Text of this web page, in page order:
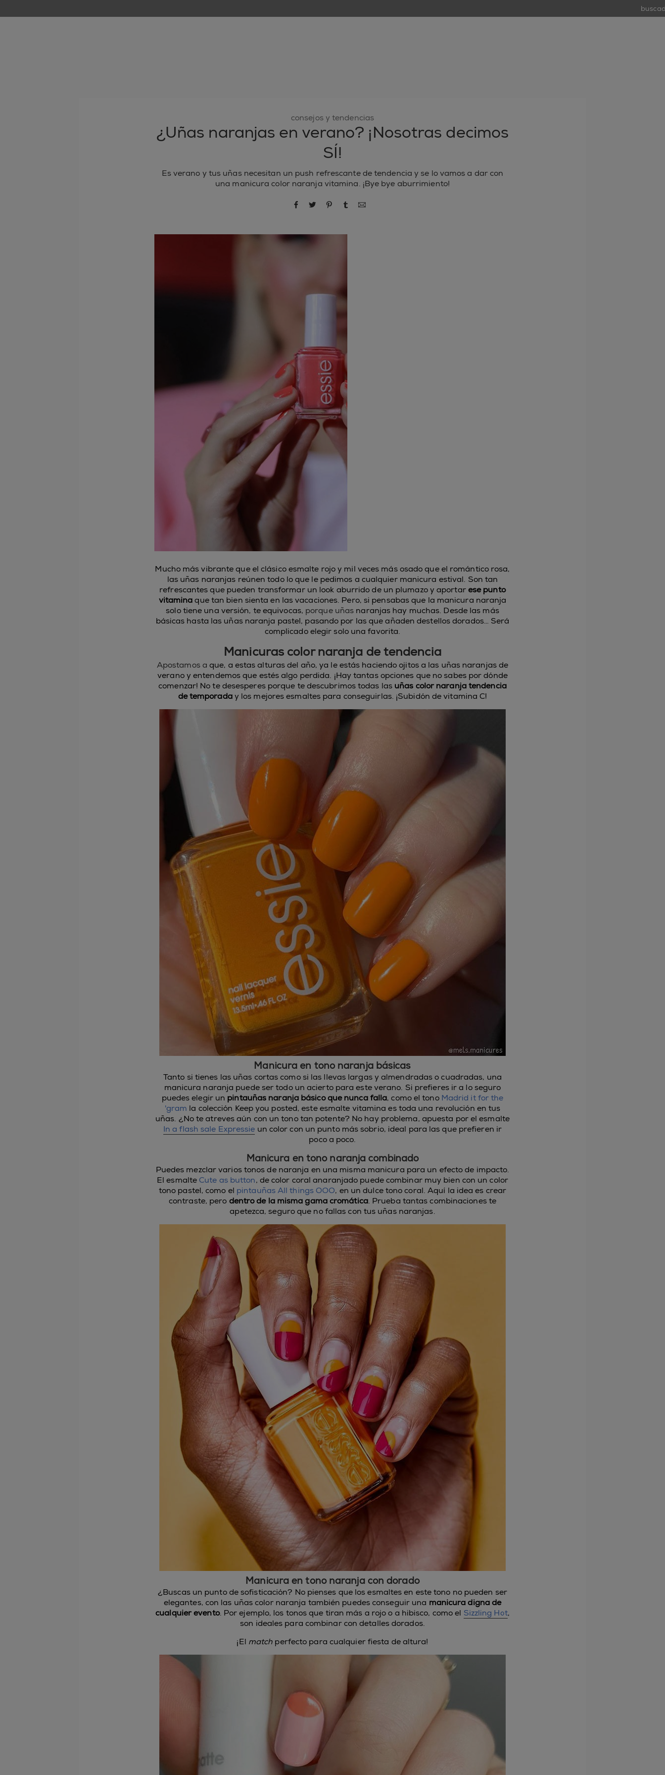
consejos y tendencias
¿Uñas naranjas en verano? ¡Nosotras decimos
SÍ!
Es verano y tus uñas necesitan un push refrescante de tendencia y se lo vamos a dar con
una manicura color naranja vitamina. ¡Bye bye aburrimiento!
compartir por Facebook
compartir por Twitter
compartir por Pinterest
compartir por Tumblr
compartir por correo electrónico
Mucho más vibrante que el clásico esmalte rojo y mil veces más osado que el romántico rosa,
las uñas naranjas reúnen todo lo que le pedimos a cualquier manicura estival. Son tan
refrescantes que pueden transformar un look aburrido de un plumazo y aportarese punto
vitaminaque tan bien sienta en las vacaciones. Pero, si pensabas que la manicura naranja
solo tiene una versión, te equivocas, porque uñas naranjas hay muchas. Desde las más
básicas hasta las uñas naranja pastel, pasando por las que añaden destellos dorados… Será
complicado elegir solo una favorita.
Manicuras color naranja de tendencia
Apostamos a que, a estas alturas del año, ya le estás haciendo ojitos a las uñas naranjas de
verano y entendemos que estés algo perdida. ¡Hay tantas opciones que no sabes por dónde
comenzar! No te desesperes porque te descubrimos todas las uñas color naranja tendencia
de temporaday los mejores esmaltes para conseguirlas. ¡Subidón de vitamina C!
Manicura en tono naranja básicas
Tanto si tienes las uñas cortas como si las llevas largas y almendradas o cuadradas, una
manicura naranja puede ser todo un acierto para este verano. Si prefieres ir a lo seguro
puedes elegir un pintauñas naranja básico que nunca falla, como el tono Madrid it for the
'gram la colección Keep you posted, este esmalte vitamina es toda una revolución en tus
uñas. ¿No te atreves aún con un tono tan potente? No hay problema, apuesta por el esmalte
In a flash sale Expressie un color con un punto más sobrio, ideal para las que prefieren ir
poco a poco.
Manicura en tono naranja combinado
Puedes mezclar varios tonos de naranja en una misma manicura para un efecto de impacto.
El esmalte Cute as button, de color coral anaranjado puede combinar muy bien con un color
tono pastel, como el pintauñas All things OOO, en un dulce tono coral. Aquí la idea es crear
contraste, pero dentro de la misma gama cromática. Prueba tantas combinaciones te
apetezca, seguro que no fallas con tus uñas naranjas.
Manicura en tono naranja con dorado
¿Buscas un punto de sofisticación? No pienses que los esmaltes en este tono no pueden ser
elegantes, con las uñas color naranja también puedes conseguir una manicura digna de
cualquier evento. Por ejemplo, los tonos que tiran más a rojo o a hibisco, como el Sizzling Hot,
son ideales para combinar con detalles dorados.
¡El match perfecto para cualquier fiesta de altura!